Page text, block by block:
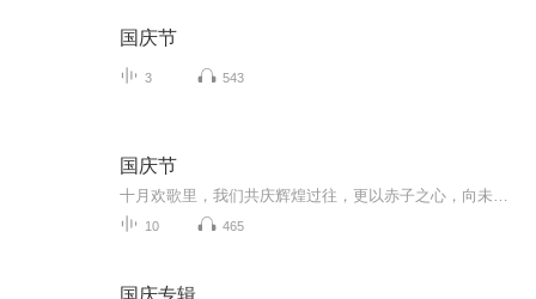
国庆节
3 543
国庆节
10 465
国庆专辑